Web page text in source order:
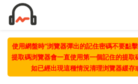
使用網盤時“浏覽器彈出的記住密碼不要點
提取碼浏覽器會一直使用第一個記住的提取
如已經出現這種情況清理浏覽器緩存